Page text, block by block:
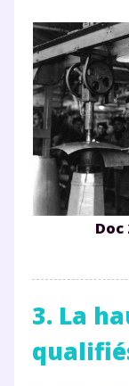
Doc
3. La